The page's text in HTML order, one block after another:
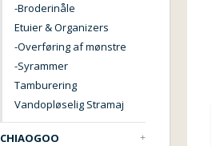
-Broderinåle
Etuier & Organizers
-Overføring af mønstre
-Syrammer
Tamburering
Vandopløselig Stramaj
CHIAOGOO